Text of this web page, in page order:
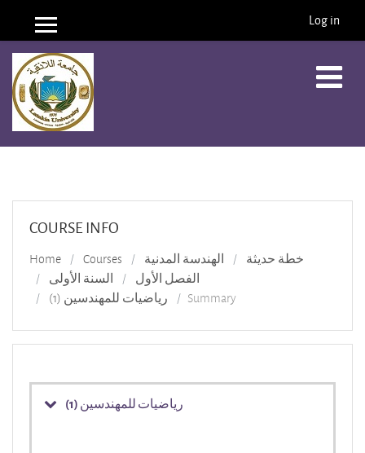
Skip to main content
Side panel Log in
COURSE INFO
Home Courses الهندسة المدنية
خطة حديثة
السنة الأولى
الفصل الأول
رياضيات للمهندسين (1)
Summary
رياضيات للمهندسين (1)